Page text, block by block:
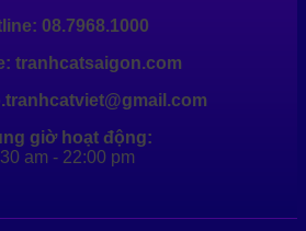
08.7968.1000
tranhcatsaigon.com
giờ hoạt động:
am - 22:00 pm